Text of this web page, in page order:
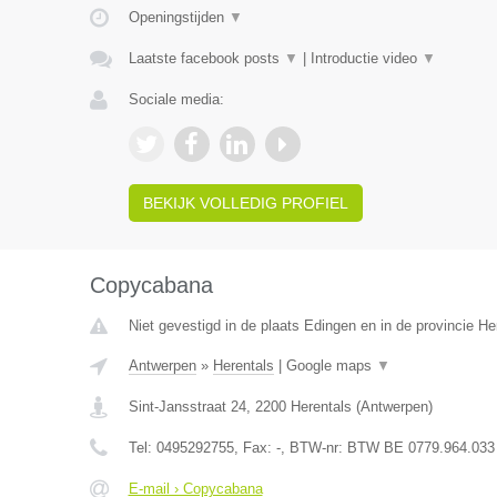
Openingstijden ▼
Laatste facebook posts ▼ Introductie video ▼
Sociale media:
BEKIJK VOLLEDIG PROFIEL
Copycabana
Niet gevestigd in de plaats Edingen en in de provincie
Antwerpen» Herentals Google maps ▼
Sint-Jansstraat 24, 2200 Herentals (Antwerpen)
Tel: 0495292755, Fax: -, BTW-nr: BTW BE 0779.964.033
E-mail › Copycabana